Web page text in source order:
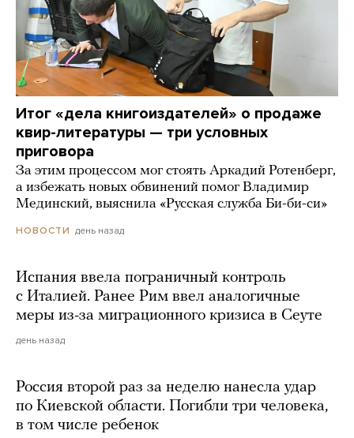
Итог «дела книгоиздателей» о продаже
квир-литературы — три условных
приговора
За этим процессом мог стоять Аркадий Ротенберг,
а избежать новых обвинений помог Владимир
Мединский, выяснила «Русская служба Би-би-си»
НОВОСТИ день назад
Испания ввела пограничный контроль
с Италией. Ранее Рим ввел аналогичные
меры из-за миграционного кризиса в Сеуте
день назад
Россия второй раз за неделю нанесла удар
по Киевской области. Погибли три человека,
в том числе ребенок